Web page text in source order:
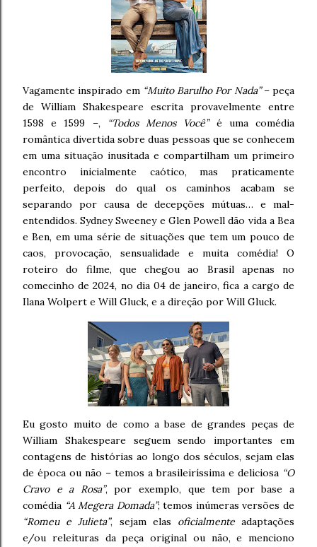
Vagamente inspirado em “Muito Barulho Por Nada”– peça
de William Shakespeare escrita provavelmente entre
1598 e 1599 –,
“Todos Menos Você”é uma comédia
romântica divertida sobre duas pessoas que se conhecem
em uma situação inusitada e compartilham um primeiro
encontro inicialmente caótico, mas praticamente
perfeito, depois do qual os caminhos acabam se
separando por causa de decepções mútuas… e mal-
entendidos. Sydney Sweeney e Glen Powell dão vida a Bea
e Ben, em uma série de situações que tem um pouco de
caos, provocação, sensualidade e muita comédia! O
roteiro do filme, que chegou ao Brasil apenas no
comecinho de 2024, no dia 04 de janeiro, fica a cargo de
Ilana Wolpert e Will Gluck, e a direção por Will Gluck.
Eu gosto muito de como a base de grandes peças de
William Shakespeare seguem sendo importantes em
contagens de histórias ao longo dos séculos, sejam elas
de época ou não – temos a brasileiríssima e deliciosa “O
Cravo e a Rosa”, por exemplo, que tem por base a
comédia “A Megera Domada”; temos inúmeras versões de
“Romeu e Julieta”, sejam elas oficialmenteadaptações
e/ou releituras da peça original ou não, e menciono